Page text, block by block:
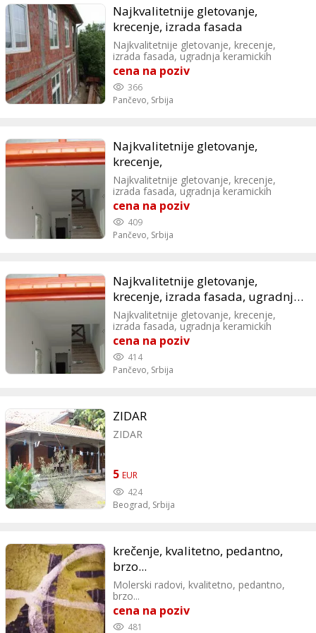
Najkvalitetnije gletovanje,
krecenje, izrada fasada
Najkvalitetnije gletovanje, krecenje,
izrada fasada, ugradnja keramickih
plocica brzo i povoljno. Radimo u
Beogradu, Pancevu i okolnim mestima.
Kvalifikovani majstori koji ispunjavaju
vase zahteve po povoljnim cenama.
cena na poziv
366
Pančevo, Srbija
Najkvalitetnije gletovanje,
krecenje,
Najkvalitetnije gletovanje, krecenje,
izrada fasada, ugradnja keramickih
plocica brzo i povoljno. Radimo u
Beogradu, Pancevu i okolnim mestima.
Kvalifikovani majstori koji ispunjavaju
vase zahteve po povoljnim cenama.
cena na poziv
409
Pančevo, Srbija
Najkvalitetnije gletovanje,
krecenje, izrada fasada, ugradnja
keramickih plocica
Najkvalitetnije gletovanje, krecenje,
izrada fasada, ugradnja keramickih
plocica brzo i povoljno. Radimo u
Beogradu, Pancevu i okolnim mestima.
Kvalifikovani majstori koji ispunjavaju
vase zahteve po povoljnim cenama.
cena na poziv
414
Pančevo, Srbija
ZIDAR
ZIDAR
5 EUR
424
Beograd, Srbija
krečenje, kvalitetno, pedantno,
brzo...
Molerski radovi, kvalitetno, pedantno,
brzo...
cena na poziv
481